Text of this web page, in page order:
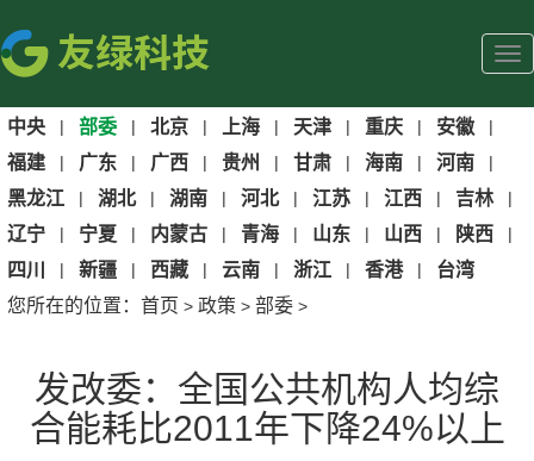
中央 | 部委 | 北京 | 上海 | 天津 | 重庆 | 安徽 |
福建 | 广东 | 广西 | 贵州 | 甘肃 | 海南 | 河南 |
黑龙江 | 湖北 | 湖南 | 河北 | 江苏 | 江西 | 吉林 |
辽宁 | 宁夏 | 内蒙古 | 青海 | 山东 | 山西 | 陕西 |
四川 | 新疆 | 西藏 | 云南 | 浙江 | 香港 |
台湾
您所在的位置： 首页 > 政策 > 部委 >
发改委：全国公共机构人均综
合能耗比2011年下降24%以上